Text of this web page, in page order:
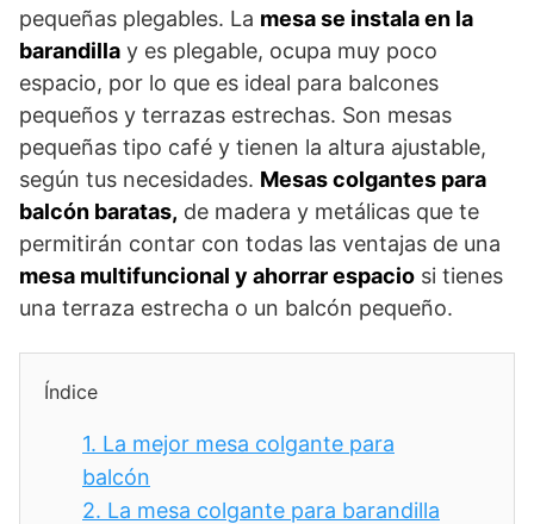
pequeñas plegables. La mesa se instala en la
barandilla y es plegable, ocupa muy poco
espacio, por lo que es ideal para balcones
pequeños y terrazas estrechas. Son mesas
pequeñas tipo café y tienen la altura ajustable,
según tus necesidades. Mesas colgantes para
balcón baratas, de madera y metálicas que te
permitirán contar con todas las ventajas de una
mesa multifuncional y ahorrar espacio si tienes
una terraza estrecha o un balcón pequeño.
Índice
1. La mejor mesa colgante para
balcón
2. La mesa colgante para barandilla